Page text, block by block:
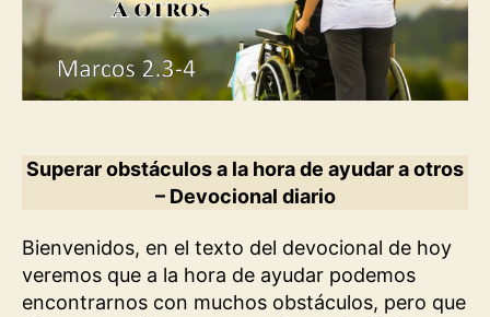
Superar obstáculos a la hora de ayudar a otros
– Devocional diario
Bienvenidos, en el texto del devocional de hoy
veremos que a la hora de ayudar podemos
encontrarnos con muchos obstáculos, pero que